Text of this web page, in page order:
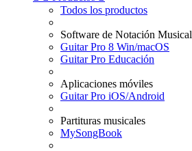
Todos los productos
Software de Notación Musical
Guitar Pro 8 Win/macOS
Guitar Pro Educación
Aplicaciones móviles
Guitar Pro iOS/Android
Partituras musicales
MySongBook